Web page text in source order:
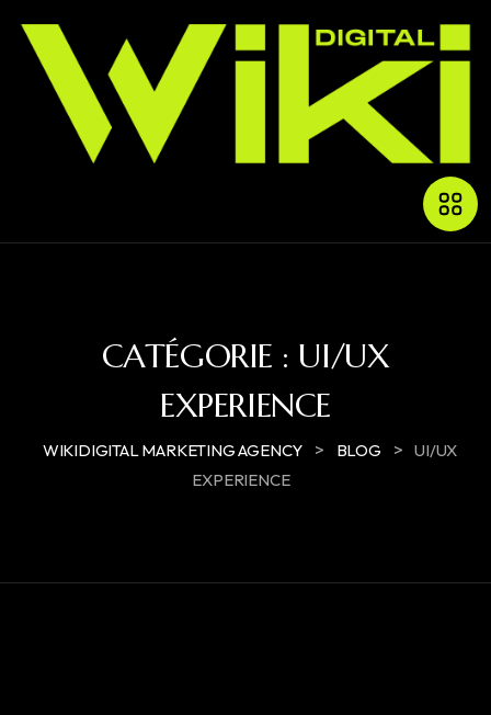
CATÉGORIE : UI/UX
EXPERIENCE
WIKIDIGITAL MARKETING AGENCY > BLOG > UI/UX
EXPERIENCE